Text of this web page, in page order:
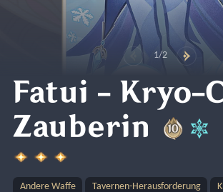
1/2
Fatui - Kryo-
Zauberin
Andere Waffe Tavernen-Herausforderung